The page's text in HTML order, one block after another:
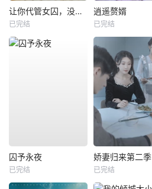
让你代管女囚，没让你称帝啊
已完结
逍遥赘婿
已完结
囚予永夜
已完结
娇妻归来第二季
已完结